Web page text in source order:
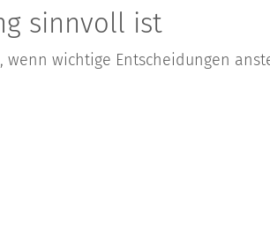
sinnvoll ist
wichtige Entscheidungen